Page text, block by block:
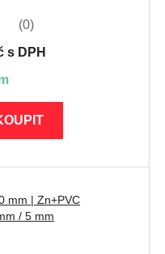
(0)
s DPH
mm | Zn+PVC
/ 5 mm